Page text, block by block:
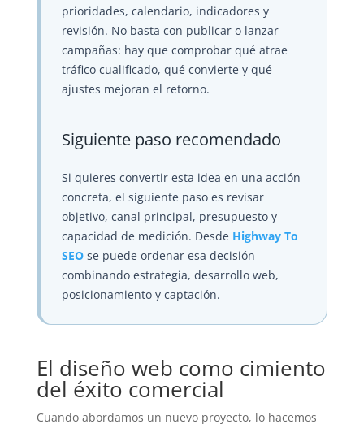
prioridades, calendario, indicadores y
revisión. No basta con publicar o lanzar
campañas: hay que comprobar qué atrae
tráfico cualificado, qué convierte y qué
ajustes mejoran el retorno.
Siguiente paso recomendado
Si quieres convertir esta idea en una acción
concreta, el siguiente paso es revisar
objetivo, canal principal, presupuesto y
capacidad de medición. Desde Highway To
SEOse puede ordenar esa decisión
combinando estrategia, desarrollo web,
posicionamiento y captación.
El diseño web como cimiento
del éxito comercial
Cuando abordamos un nuevo proyecto, lo hacemos